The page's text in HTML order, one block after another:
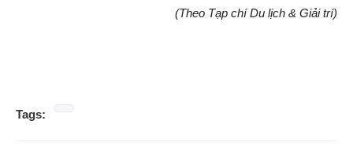
(Theo Tạp chí Du lịch & Giải trí)
Tags: